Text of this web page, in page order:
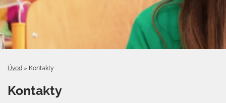
Úvod » Kontakty
Kontakty